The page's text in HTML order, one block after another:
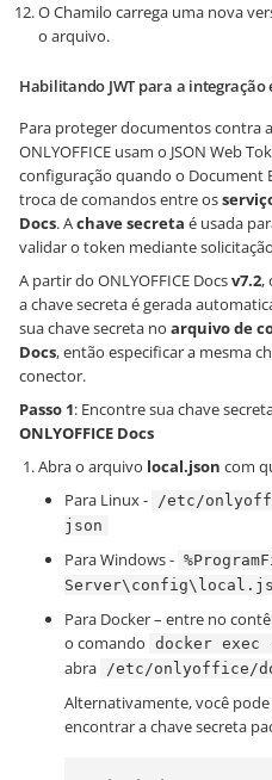
O Chamilo carrega uma nova
o arquivo.
Habilitando JWT para a integração
Para proteger documentos contra
ONLYOFFICE usam o JSON Web
configuração quando o Document
troca de comandos entre os
Docs. Achave secreta é usada
validar o token mediante solicitação
A partir do ONLYOFFICE Docsv7.2,
a chave secreta é gerada
sua chave secreta no arquivo de
Docs, então especificar a mesma
conector.
Passo 1: Encontre sua chave
ONLYOFFICE Docs
Abra o arquivo local.json com
Para Linux - /etc/
json
Para Windows -
Para Docker – entre no
o comando docker
abra /etc/onlyoffice/
Alternativamente, você
encontrar a chave secreta